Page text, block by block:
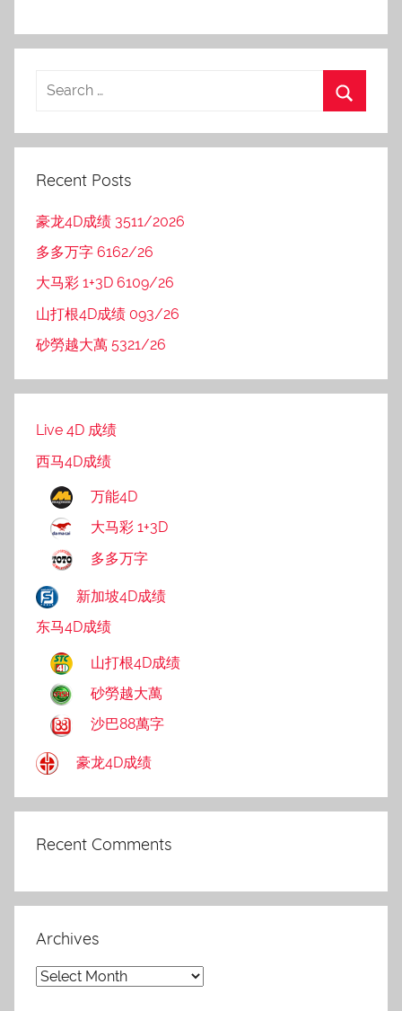
Recent Posts
豪龙4D成绩 3511/2026
多多万字 6162/26
大马彩 1+3D 6109/26
山打根4D成绩 093/26
砂勞越大萬 5321/26
Live 4D 成绩
西马4D成绩
万能4D
大马彩 1+3D
多多万字
新加坡4D成绩
东马4D成绩
山打根4D成绩
砂勞越大萬
沙巴88萬字
豪龙4D成绩
Recent Comments
Archives
Archives